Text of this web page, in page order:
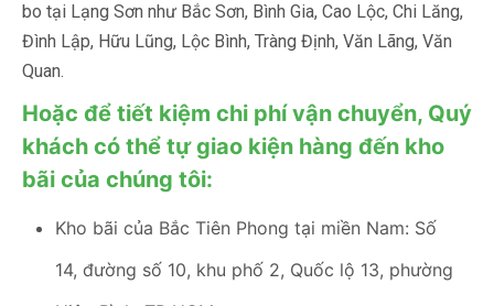
bo tại Lạng Sơn như Bắc Sơn, Bình Gia, Cao Lộc, Chi Lăng,
Đình Lập, Hữu Lũng, Lộc Bình, Tràng Định, Văn Lãng, Văn
Quan.
Hoặc để tiết kiệm chi phí vận chuyển, Quý
khách có thể tự giao kiện hàng đến kho
bãi của chúng tôi:
Kho bãi của Bắc Tiên Phong tại miền Nam: Số
14, đường số 10, khu phố 2, Quốc lộ 13, phường